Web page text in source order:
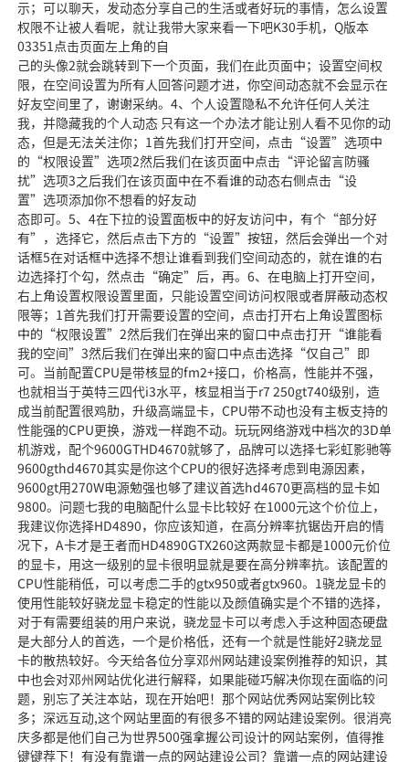
示；可以聊天，发动态分享自己的生活或者好玩的事情，怎么设置
权限不让被人看呢，就让我带大家来看一下吧K30手机，Q版本
03351点击页面左上角的自
己的头像2就会跳转到下一个页面，我们在此页面中；设置空间权
限，在空间设置为所有人回答问题才进，你空间动态就不会显示在
好友空间里了，谢谢采纳。4、个人设置隐私不允许任何人关注
我，并隐藏我的个人动态 只有这一个办法才能让别人看不见你的动
态，但是无法关注你；1首先我们打开空间，点击“设置”选项中
的“权限设置”选项2然后我们在该页面中点击“评论留言防骚
扰”选项3之后我们在该页面中在不看谁的动态右侧点击“设
置”选项添加你不想看的好友动
态即可。5、4在下拉的设置面板中的好友访问中，有个“部分好
有”，选择它，然后点击下方的“设置”按钮，然后会弹出一个对
话框5在对话框中选择不想让谁看到我们空间动态的，就在谁的右
边选择打个勾，然点击“确定”后，再。6、在电脑上打开空间，
右上角设置权限设置里面，只能设置空间访问权限或者屏蔽动态权
限等；1首先我们打开需要设置的空间，点击打开右上角设置图标
中的“权限设置”2然后我们在弹出来的窗口中点击打开“谁能看
我的空间”3然后我们在弹出来的窗口中点击选择“仅自己”即
可。当前配置CPU是带核显的fm2+接口，价格高，性能并不强，
也就相当于英特三四代i3水平，核显相当于r7 250gt740级别，造
成当前配置很鸡肋，升级高端显卡，CPU带不动也没有主板支持的
性能强的CPU更换，游戏一样跑不动。玩玩网络游戏中档次的3D单
机游戏，配个9600GTHD4670就够了，品牌可以选择七彩虹影驰等
9600gthd4670其实是你这个CPU的很好选择考虑到电源因素，
9600gt用270W电源勉强也够了建议首选hd4670更高档的显卡如
9800。问题七我的电脑配什么显卡比较好 在1000元这个价位上，
我建议你选择HD4890，你应该知道，在高分辨率抗锯齿开启的情
况下，A卡才是王者而HD4890GTX260这两款显卡都是1000元价位
的显卡，用这一级别的显卡很明显就是要在高分辨率抗。该配置的
CPU性能稍低，可以考虑二手的gtx950或者gtx960。1骁龙显卡的
使用性能较好骁龙显卡稳定的性能以及颜值确实是个不错的选择，
对于有需要组装的用户来说，骁龙显卡可以考虑入手这种固态硬盘
是大部分人的首选，一个是价格低，还有一个就是性能好2骁龙显
卡的散热较好。今天给各位分享邓州网站建设案例推荐的知识，其
中也会对邓州网站优化进行解释，如果能碰巧解决你现在面临的问
题，别忘了关注本站，现在开始吧！那个网站优秀网站案例比较
多；深远互动,这个网站里面的有很多不错的网站建设案例。很消亮
庆多都是他们自己为世界500强拿握公司设计的网站案例，值得推
键键荐下！有没有靠谱一点的网站建设公司？靠谱一点的网站建设